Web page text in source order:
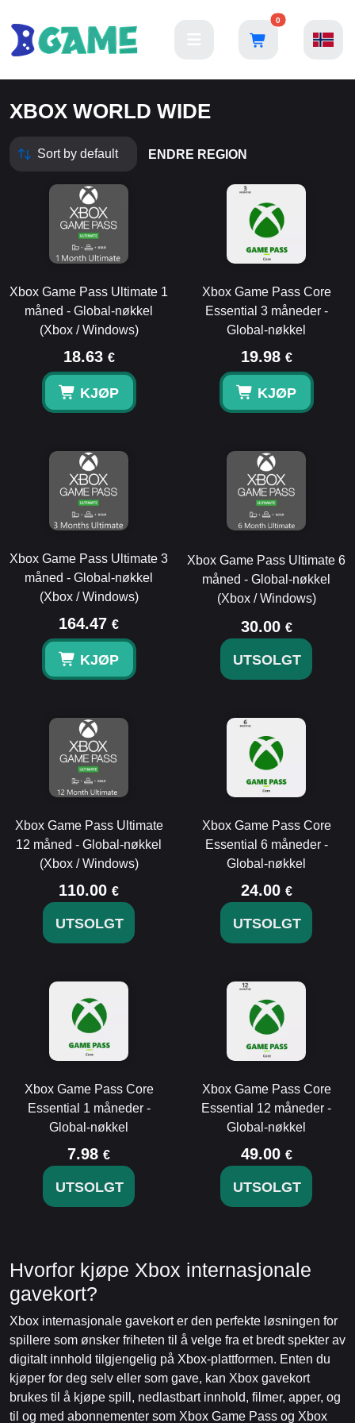
0
XBOX WORLD WIDE
ENDRE REGION
Xbox Game Pass Ultimate 1
måned - Global-nøkkel
(Xbox / Windows)
18.63 €
KJØP
Xbox Game Pass Core
Essential 3 måneder -
Global-nøkkel
19.98 €
KJØP
Xbox Game Pass Ultimate 3
måned - Global-nøkkel
(Xbox / Windows)
164.47 €
KJØP
Xbox Game Pass Ultimate 6
måned - Global-nøkkel
(Xbox / Windows)
30.00 €
UTSOLGT
Xbox Game Pass Ultimate
12 måned - Global-nøkkel
(Xbox / Windows)
110.00 €
UTSOLGT
Xbox Game Pass Core
Essential 6 måneder -
Global-nøkkel
24.00 €
UTSOLGT
Xbox Game Pass Core
Essential 1 måneder -
Global-nøkkel
7.98 €
UTSOLGT
Xbox Game Pass Core
Essential 12 måneder -
Global-nøkkel
49.00 €
UTSOLGT
Hvorfor kjøpe Xbox internasjonale
gavekort?
Xbox internasjonale gavekort er den perfekte løsningen for
spillere som ønsker friheten til å velge fra et bredt spekter av
digitalt innhold tilgjengelig på Xbox-plattformen. Enten du
kjøper for deg selv eller som gave, kan Xbox gavekort
brukes til å kjøpe spill, nedlastbart innhold, filmer, apper, og
til og med abonnementer som Xbox Game Pass og Xbox